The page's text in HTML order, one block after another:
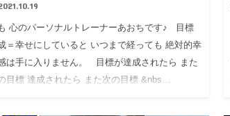
心のパーソナルトレーナーあおちです♪ 目標
＝幸せにしていると いつまで経っても 絶対的幸
は手に入りません。 目標が達成されたら また
目標 達成されたら また次の目標 &nbs…